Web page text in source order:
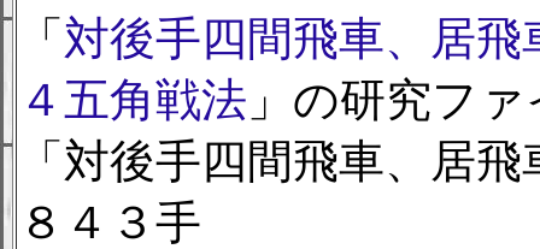
「 対後手四間飛車、居飛
４五角戦法 」の研究フ
「対後手四間飛車、居
８４３手